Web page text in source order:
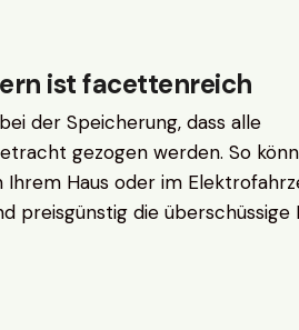
ist facettenreich
der Speicherung, dass alle
gezogen werden. So
Ihrem Haus oder im
preisgünstig die überschüssige